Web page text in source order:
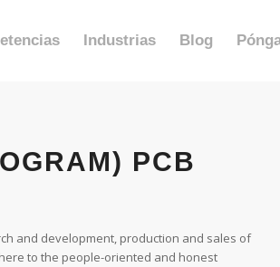
Industrias Blog
PCB
and development, production and sales of
to the people-oriented and honest